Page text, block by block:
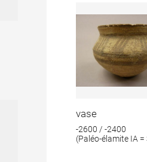
vase
-2600 / -2400
(Paléo-élamite IA =